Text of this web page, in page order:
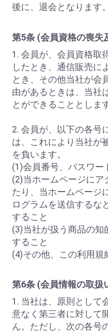
後に、退会となります。
第5条 (会員資格の喪失
1. 会員が、会員資格取
したとき、通信販売に
とき、その他当社が会
由があるときは、当社
とができることとしま
2. 会員が、以下の各号
は、これにより当社が
を負います。
(1)会員番号、パスワー
(2)当ホームページにア
たり、当ホームページ
ログラムを送信するな
すること
(3)当社が扱う商品の知
すること
(4)その他、この利用規
第6条 (会員情報の取扱
1. 当社は、原則として
意なく第三者に対して
ん。ただし、次の各号